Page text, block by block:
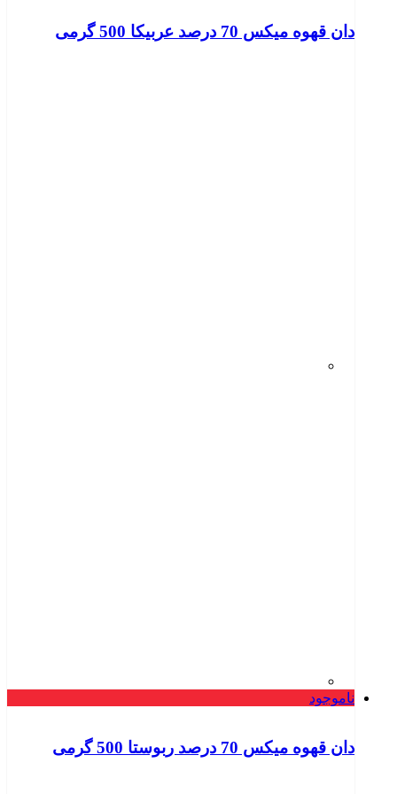
دان قهوه میکس 70 درصد عربیکا 500 گرمی
ناموجود
دان قهوه میکس 70 درصد ربوستا 500 گرمی